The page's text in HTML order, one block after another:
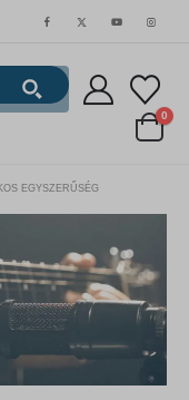
0
EGYSZERŰSÉG